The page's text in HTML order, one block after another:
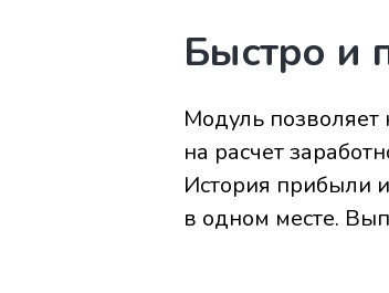
Быстро и
Модуль позволяет
на расчет
История прибыли
в одном месте.